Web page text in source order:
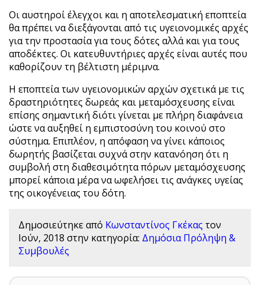
Οι αυστηροί έλεγχοι και η αποτελεσματική εποπτεία
θα πρέπει να διεξάγονται από τις υγειονομικές αρχές
για την προστασία για τους δότες αλλά και για τους
αποδέκτες. Οι κατευθυντήριες αρχές είναι αυτές που
καθορίζουν τη βέλτιστη μέριμνα.
Η εποπτεία των υγειονομικών αρχών σχετικά με τις
δραστηριότητες δωρεάς και μεταμόσχευσης είναι
επίσης σημαντική διότι γίνεται με πλήρη διαφάνεια
ώστε να αυξηθεί η εμπιστοσύνη του κοινού στο
σύστημα. Επιπλέον, η απόφαση να γίνει κάποιος
δωρητής βασίζεται συχνά στην κατανόηση ότι η
συμβολή στη διαθεσιμότητα πόρων μεταμόσχευσης
μπορεί κάποια μέρα να ωφελήσει τις ανάγκες υγείας
της οικογένειας του δότη.
Δημοσιεύτηκε από Κωνσταντίνος Γκέκας τον
Ιούν, 2018 στην κατηγορία: Δημόσια Πρόληψη &
Συμβουλές